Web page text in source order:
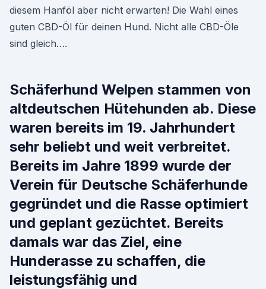
diesem Hanföl aber nicht erwarten! Die Wahl eines
guten CBD-Öl für deinen Hund. Nicht alle CBD-Öle
sind gleich….
Schäferhund Welpen stammen von
altdeutschen Hütehunden ab. Diese
waren bereits im 19. Jahrhundert
sehr beliebt und weit verbreitet.
Bereits im Jahre 1899 wurde der
Verein für Deutsche Schäferhunde
gegründet und die Rasse optimiert
und geplant gezüchtet. Bereits
damals war das Ziel, eine
Hunderasse zu schaffen, die
leistungsfähig und